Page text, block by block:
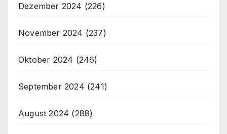
Dezember 2024 (226)
November 2024 (237)
Oktober 2024 (246)
September 2024 (241)
August 2024 (288)